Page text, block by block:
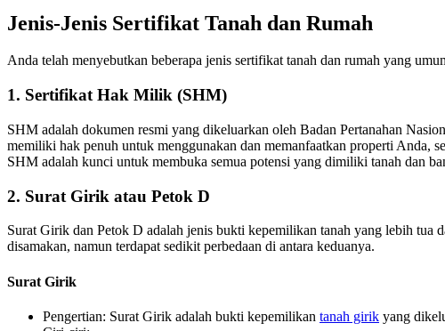
Jenis-Jenis Sertifikat Tanah dan Rumah
Anda telah menyebutkan beberapa jenis sertifikat tanah dan rumah yang
1. Sertifikat Hak Milik (SHM)
SHM adalah dokumen resmi yang dikeluarkan oleh Badan Pertanahan
memiliki hak penuh untuk menggunakan dan memanfaatkan properti Anda,
SHM adalah kunci untuk membuka semua potensi yang dimiliki tanah dan
2. Surat Girik atau Petok D
Surat Girik dan Petok D adalah jenis bukti kepemilikan tanah yang lebih tua
disamakan, namun terdapat sedikit perbedaan di antara keduanya.
Surat Girik
Pengertian: Surat Girik adalah bukti kepemilikan tanah girik yang